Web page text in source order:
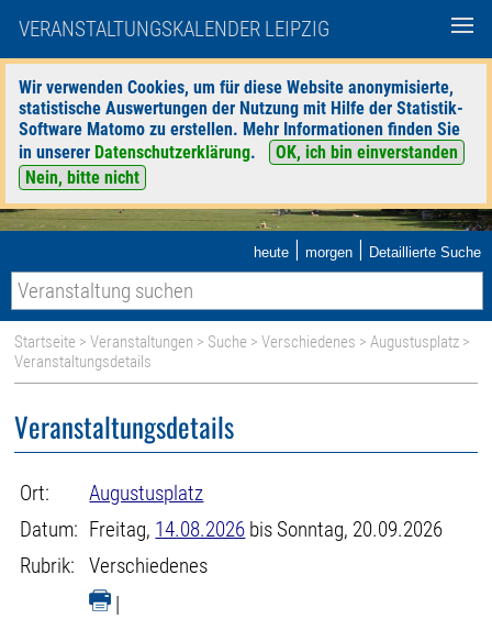
VERANSTALTUNGSKALENDER LEIPZIG
Wir verwenden Cookies, um für diese Website anonymisierte,
statistische Auswertungen der Nutzung mit Hilfe der Statistik-
Software Matomo zu erstellen. Mehr Informationen finden Sie
in unserer Datenschutzerklärung.
OK, ich bin einverstanden
Nein, bitte nicht
heute | morgen | Detaillierte Suche
Startseite >Veranstaltungen > Suche >Verschiedenes >Augustusplatz >
Veranstaltungsdetails
Veranstaltungsdetails
Ort:
Augustusplatz
Datum: Freitag, 14.08.2026 bis Sonntag, 20.09.2026
Rubrik:
Verschiedenes
|